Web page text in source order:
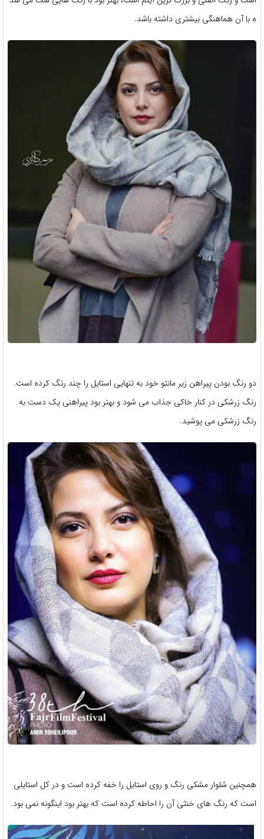
ه با آن هماهنگی بیشتری داشته باشد.
دو رنگ بودن پیراهن زیر مانتو خود به تنهایی استایل را چند رنگ کرده است.
رنگ زرشکی در کنار خاکی جذاب می شود و بهتر بود پیراهنی یک دست به
رنگ زرشکی می پوشید.
همچنین شلوار مشکی رنگ و روی استایل را خفه کرده است و در کل استایلی
است که رنگ های خنثی آن را احاطه کرده است که بهتر بود اینگونه نمی بود.